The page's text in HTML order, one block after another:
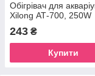
Обігрівач для
Xilong АТ-700, 250W
243 ₴
Купити